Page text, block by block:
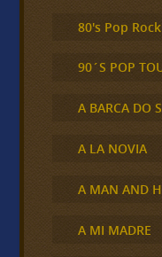
80's Pop Rock
90´S POP
A BARCA DO
A LA NOVIA
A MAN AND
A MI MADRE